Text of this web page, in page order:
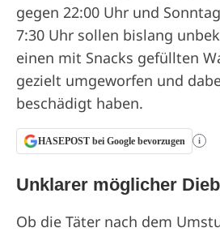
gegen 22:00 Uhr und
7:30 Uhr sollen bislang
einen mit Snacks gefüllten
gezielt umgeworfen und
beschädigt haben.
HASEPOST bei Google bevorzugen i
Unklarer möglicher
Ob die Täter nach dem